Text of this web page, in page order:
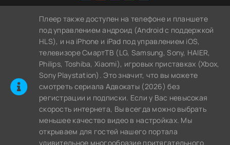
Плеер также доступен на телефоне и планшете
под управлением андроид (Android с поддержкой
HLS), и на iPhone и iPad под управлением iOS,
телевизоре СмартТВ (LG, Samsung, Sony, HAIER,
Philips, Toshiba, Xiaomi), игровых приставках (Xbox,
Sony Playstation). Это значит, что вы можете
cмотреть сериала Адвокаты (2026) без
регистрации и подписки. Если у Вас невысокая
скорость интернета, Вы всегда можно выбрать
меньшее качество видео в настройках. Мы
открываем для гостей нашего портала
удивительное многообразие притягательного